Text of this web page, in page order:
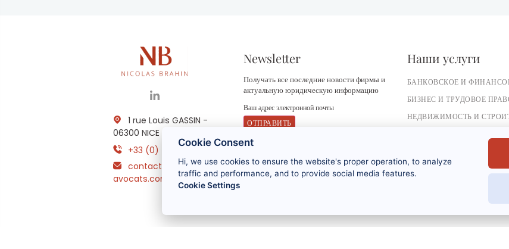
1 rue Louis GASSIN -
06300 NICE
+33 (0) 4 93 83 08 76
contact@brahin-
avocats.com
Newsletter
Получать все последние новости фирмы и
актуальную юридическую информацию
введенная информация может быть использована
в связи с моим запросом и коммерческими
отношениями, которые могут быть
Наши услуги
БАНКОВСКОЕ И
БИЗНЕС И ТРУДОВОЕ
НЕДВИЖИМОСТЬ И
Cookie Consent
Hi, we use cookies to ensure the website's proper operation, to analyze
traffic and performance, and to provide social media features.
Cookie Settings